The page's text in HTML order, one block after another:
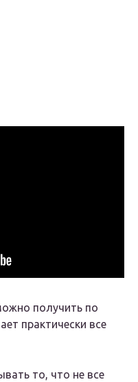
получить по
практически все
то, что не все